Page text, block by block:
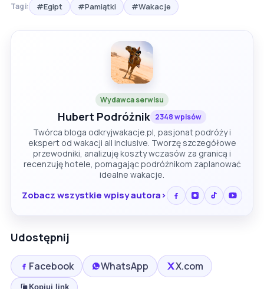
Tagi: #Egipt #Pamiątki #Wakacje
Wydawca serwisu
Hubert Podróżnik 2348 wpisów
Twórca bloga odkryjwakacje.pl, pasjonat podróży i
ekspert od wakacji all inclusive. Tworzę szczegółowe
przewodniki, analizuję koszty wczasów za granicą i
recenzuję hotele, pomagając podróżnikom zaplanować
idealne wakacje.
Zobacz wszystkie wpisy autora
Udostępnij
Facebook WhatsApp X.com
Kopiuj link